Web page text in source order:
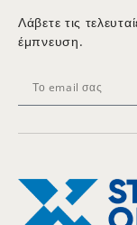
Λάβετε τις
έμπνευση.